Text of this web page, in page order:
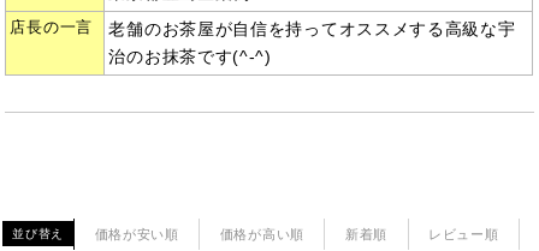
店長の一言
老舗のお茶屋が自信を持ってオススメする高級な宇
治のお抹茶です(^-^)
並び替え 価格が安い順 価格が高い順 新着順 レビュー順